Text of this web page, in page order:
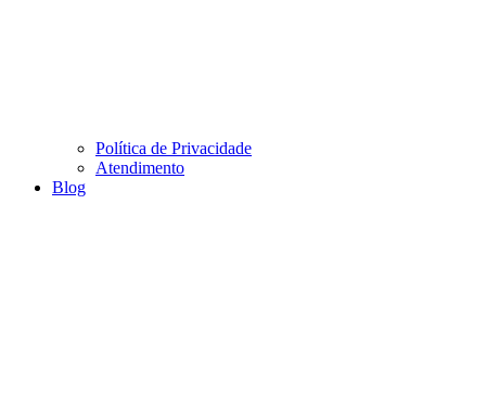
Política de Privacidade
Atendimento
Blog